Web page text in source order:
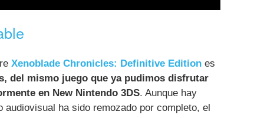
Xenoblade Chronicles: Definitive Edition es
del mismo juego que ya pudimos disfrutar
en New Nintendo 3DS. Aunque hay
audiovisual ha sido remozado por completo, el